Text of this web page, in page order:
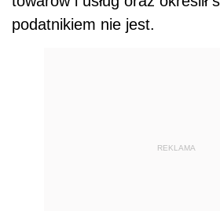
podatnikiem nie jest.
REKLAMA